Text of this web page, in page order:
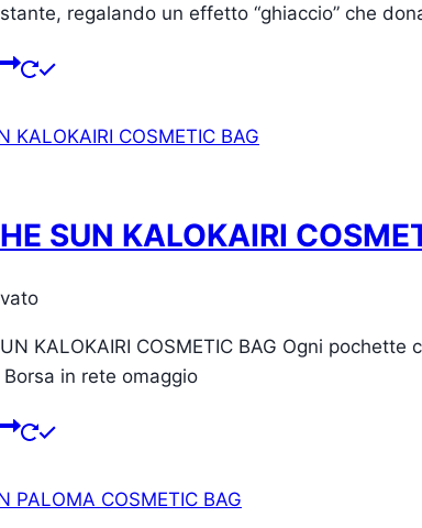
regalando un effetto “ghiaccio” che
SUN KALOKAIRI
KALOKAIRI COSMETIC BAG Ogni
Borsa in rete omaggio